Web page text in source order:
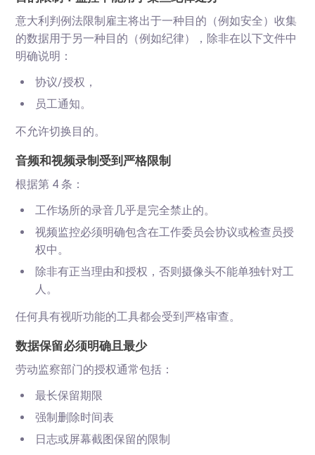
意大利判例法限制雇主将出于一种目的（例如安全）收集
的数据用于另一种目的（例如纪律），除非在以下文件中
明确说明：
协议/授权，
员工通知。
不允许切换目的。
音频和视频录制受到严格限制
根据第 4 条：
工作场所的录音几乎是完全禁止的。
视频监控必须明确包含在工作委员会协议或检查员授
权中。
除非有正当理由和授权，否则摄像头不能单独针对工
人。
任何具有视听功能的工具都会受到严格审查。
数据保留必须明确且最少
劳动监察部门的授权通常包括：
最长保留期限
强制删除时间表
日志或屏幕截图保留的限制